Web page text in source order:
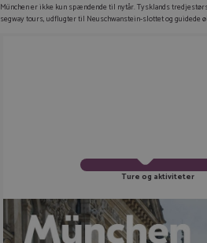
München er ikke kun spændende til nytår. Tysklands
segway tours, udflugter til Neuschwanstein-slottet og guidede
Ture og aktiviteter